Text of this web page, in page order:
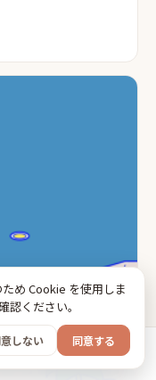
め Cookie を使用しま
認ください。
しない 同意する